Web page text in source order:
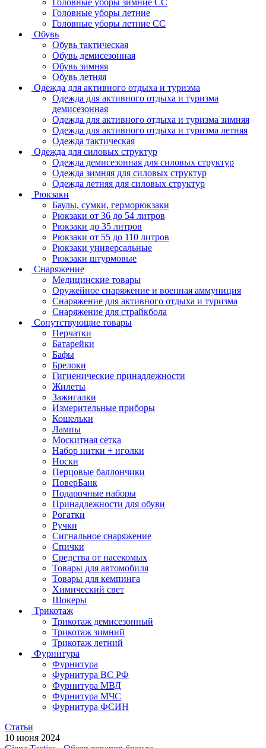
Головные уборы зимние СС
Головные уборы летние
Головные уборы летние СС
Обувь
Обувь тактическая
Обувь демисезонная
Обувь зимняя
Обувь летняя
Одежда для активного отдыха и туризма
Одежда для активного отдыха и туризма
демисезонная
Одежда для активного отдыха и туризма зимняя
Одежда для активного отдыха и туризма летняя
Одежда тактическая
Одежда для силовых структур
Одежда демисезонная для силовых структур
Одежда зимняя для силовых структур
Одежда летняя для силовых структур
Рюкзаки
Баулы, сумки, герморюкзаки
Рюкзаки от 36 до 54 литров
Рюкзаки до 35 литров
Рюкзаки от 55 до 110 литров
Рюкзаки универсальные
Рюкзаки штурмовые
Снаряжение
Медицинские товары
Оружейное снаряжение и военная аммуниция
Снаряжение для активного отдыха и туризма
Снаряжение для страйкбола
Сопутствующие товары
Перчатки
Батарейки
Бафы
Брелоки
Гигиенические принадлежности
Жилеты
Зажигалки
Измерительные приборы
Кошельки
Лампы
Москитная сетка
Набор нитки + иголки
Носки
Перцовые баллончики
ПоверБанк
Подарочные наборы
Принадлежности для обуви
Рогатки
Ручки
Сигнальное снаряжение
Спички
Средства от насекомых
Товары для автомобиля
Товары для кемпинга
Химический свет
Шокеры
Трикотаж
Трикотаж демисезонный
Трикотаж зимний
Трикотаж летний
Фурнитура
Фурнитура
Фурнитура ВС РФ
Фурнитура МВД
Фурнитура МЧС
Фурнитура ФСИН
Статьи
10 июня 2024